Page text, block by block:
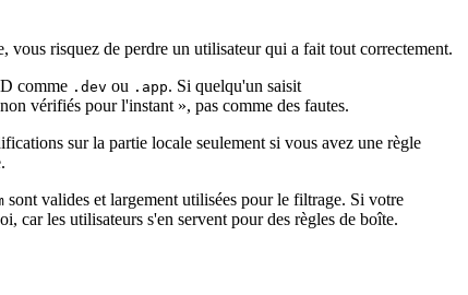
vous risquez de perdre un utilisateur qui a fait tout correctement.
comme .dev ou .app. Si quelqu'un saisit
vérifiés pour l'instant », pas comme des fautes.
sur la partie locale seulement si vous avez une règle
sont valides et largement utilisées pour le filtrage. Si votre
car les utilisateurs s'en servent pour des règles de boîte.